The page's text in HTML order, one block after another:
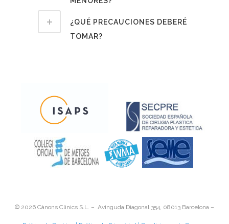
¿QUÉ PRECAUCIONES DEBERÉ
TOMAR?
© 2026 Cànons Clinics S.L. – Avinguda Diagonal 354, 08013 Barcelona –